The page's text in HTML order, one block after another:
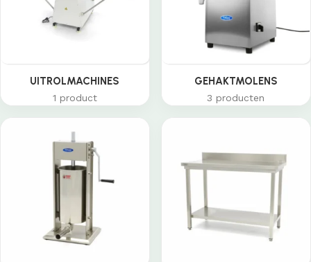
UITROLMACHINES
1 product
GEHAKTMOLENS
3 producten